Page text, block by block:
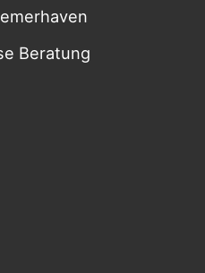
Beratung